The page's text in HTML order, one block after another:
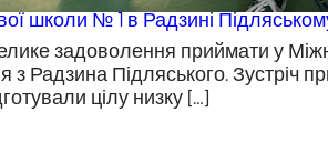
школи № 1 в Радзині
задоволення приймати у
з Радзина Підляського. Зустріч
цілу низку […]